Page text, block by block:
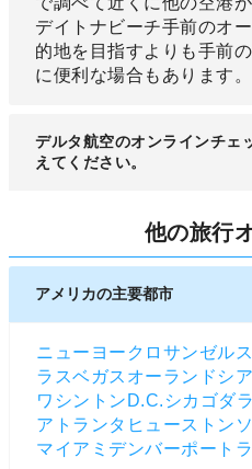
デイトナビーチ手前のオ
的地を目指すよりも手前
に便利な場合もあります。
デルタ航空のオンラインチェ
えてください。
オンラインチェックイン
ォンからインターネット
テムです。予め搭乗券を
空港カウンターに並ぶこ
前まで可能です。利用す
員番号とパスワード、予
購入の際に使用したクレ
かが必要になるので、手
さい。
他の旅行
アメリカの主要都市
ニューヨーク ロサンゼルス
ラスベガス オーランド シ
ワシントンD.C. シカゴダ
アトランタ ヒューストン
マイアミ デンバーポート